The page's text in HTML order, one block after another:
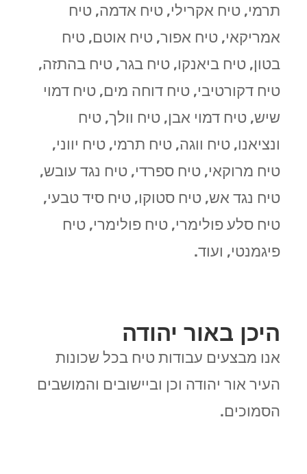
תרמי, טיח אקרילי, טיח אדמה, טיח
אמריקאי, טיח אפור, טיח אוטם, טיח
בטון, טיח ביאנקו, טיח בגר, טיח בהתזה,
טיח דקורטיבי, טיח דוחה מים, טיח דמוי
שיש, טיח דמוי אבן, טיח וולך, טיח
ונציאנו, טיח ווגה, טיח תרמי, טיח יווני,
טיח מרוקאי, טיח ספרדי, טיח נגד עובש,
טיח נגד אש, טיח סטוקו, טיח סיד טבעי,
טיח סלע פולימרי, טיח פולימרי, טיח
פיגמנטי, ועוד.
היכן באור יהודה
אנו מבצעים עבודות טיח בכל שכונות
העיר אור יהודה וכן וביישובים והמושבים
הסמוכים.